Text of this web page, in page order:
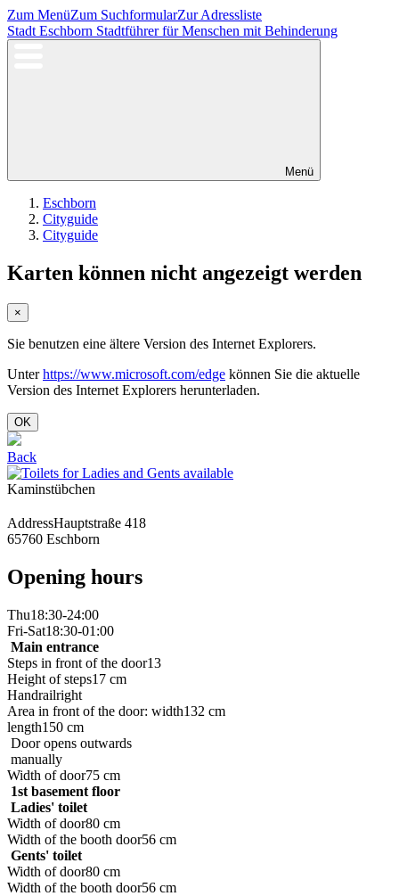
Zum MenüZum SuchformularZur Adressliste
Stadt Eschborn Stadtführer für Menschen mit Behinderung
Menü
Eschborn
Cityguide
Cityguide
Karten können nicht angezeigt werden
×
Sie benutzen eine ältere Version des Internet Explorers.
Unterhttps://www.microsoft.com/edge können Sie die aktuelle
Version des Internet Explorers herunterladen.
OK
Back
Kaminstübchen
AddressHauptstraße 418
65760 Eschborn
Opening hours
Thu18:30-24:00
Fri-Sat18:30-01:00
Main entrance
Steps in front of the door13
Height of steps17 cm
Handrailright
Area in front of the door: width132 cm
length150 cm
Door opens outwards
manually
Width of door75 cm
1st basement floor
Ladies' toilet
Width of door80 cm
Width of the booth door56 cm
Gents' toilet
Width of door80 cm
Width of the booth door56 cm